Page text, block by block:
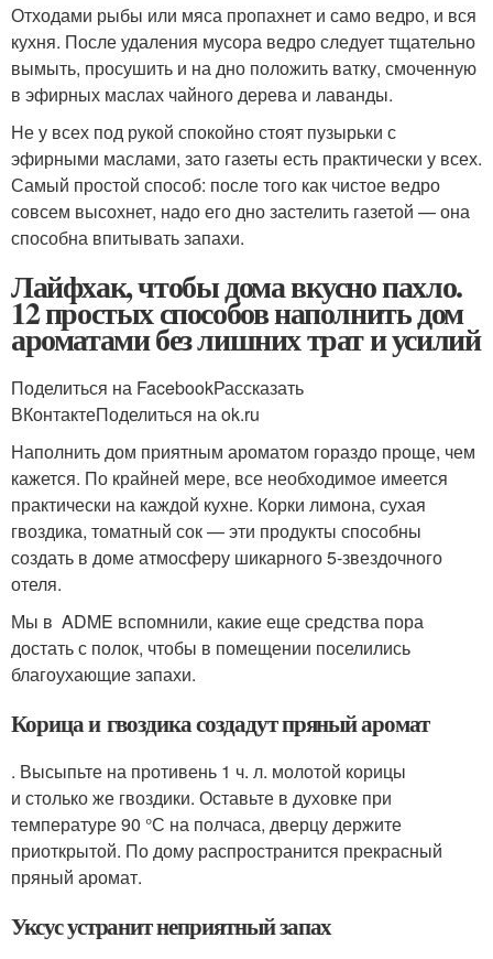
Отходами рыбы или мяса пропахнет и само ведро, и вся
кухня. После удаления мусора ведро следует тщательно
вымыть, просушить и на дно положить ватку, смоченную
в эфирных маслах чайного дерева и лаванды.
Не у всех под рукой спокойно стоят пузырьки с
эфирными маслами, зато газеты есть практически у всех.
Самый простой способ: после того как чистое ведро
совсем высохнет, надо его дно застелить газетой — она
способна впитывать запахи.
Лайфхак, чтобы дома вкусно пахло.
12 простых способов наполнить дом
ароматами без лишних трат и усилий
Поделиться на FacebookРассказать
ВКонтактеПоделиться на ok.ru
Наполнить дом приятным ароматом гораздо проще, чем
кажется. По крайней мере, все необходимое имеется
практически на каждой кухне. Корки лимона, сухая
гвоздика, томатный сок — эти продукты способны
создать в доме атмосферу шикарного 5-звездочного
отеля.
Мы в ADME вспомнили, какие еще средства пора
достать с полок, чтобы в помещении поселились
благоухающие запахи.
Корица и гвоздика создадут пряный аромат
. Высыпьте на противень 1 ч. л. молотой корицы
и столько же гвоздики. Оставьте в духовке при
температуре 90 °С на полчаса, дверцу держите
приоткрытой. По дому распространится прекрасный
пряный аромат.
Уксус устранит неприятный запах